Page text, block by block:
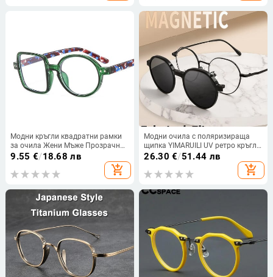
Модни кръгли квадратни рамки
за очила Жени Мъже Прозрачни
лещи Анти-синя светлина Очила
Оптични очила Очила Забавни
очила
9.55 €/18.68 лв
add_shopping_cart
Модни очила с поляризираща
щипка YIMARUILI UV ретро кръгла
многофункционална оптична
диоптрична рамка за очила за
мъже и жени
26.30 €/51.44 лв
add_shopping_cart